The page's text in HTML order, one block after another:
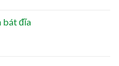
bát đĩa